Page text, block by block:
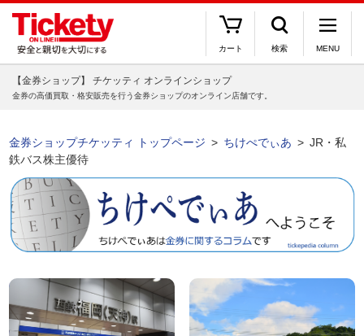
カート 検索 MENU
【金券ショップ】 チケッティ オンラインショップ
金券の高価買取・格安販売を行う金券ショップのオンライン店舗です。
金券ショップチケッティ トップページ ちけぺでぃあ
JR・私
鉄バス株主優待